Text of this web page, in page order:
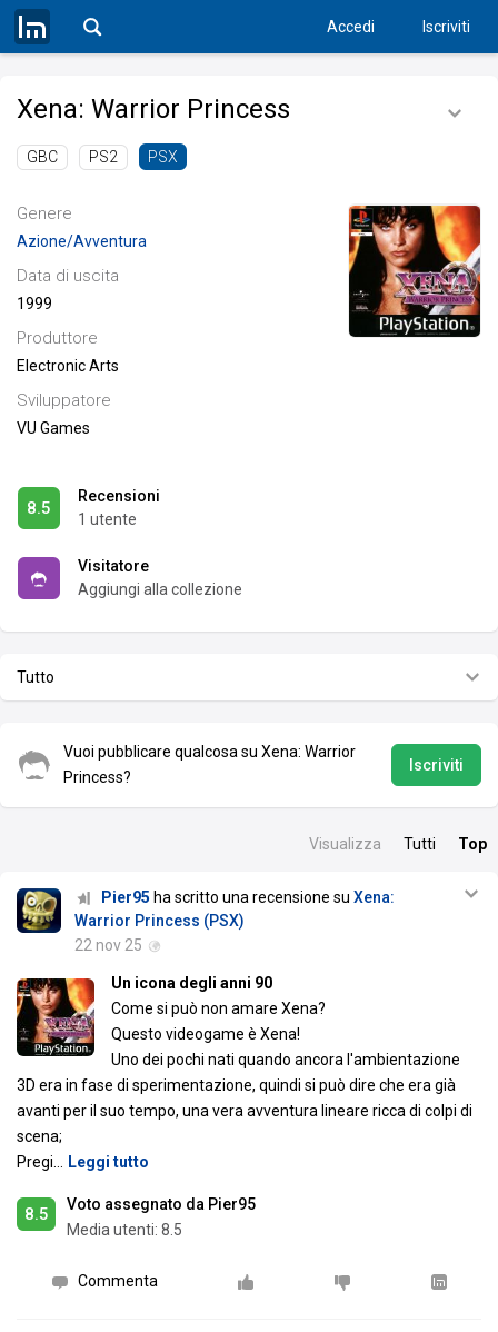
Accedi Iscriviti
Xena: Warrior Princess
GBC PS2 PSX
Genere
Azione/Avventura
Data di uscita
1999
Produttore
Electronic Arts
Sviluppatore
VU Games
8.5
Recensioni
1 utente
Visitatore
Aggiungi alla collezione
Tutto
Vuoi pubblicare qualcosa su Xena: Warrior
Princess?
Iscriviti
Visualizza Tutti Top
Pier95 ha scritto una recensione su Xena:
Warrior Princess (PSX)
22 nov 25
Un icona degli anni 90
Come si può non amare Xena?
Questo videogame è Xena!
Uno dei pochi nati quando ancora l'ambientazione
3D era in fase di sperimentazione, quindi si può dire che era già
avanti per il suo tempo, una vera avventura lineare ricca di colpi di
scena;
Pregi… Leggi tutto
8.5
Voto assegnato da Pier95
Media utenti: 8.5
Commenta